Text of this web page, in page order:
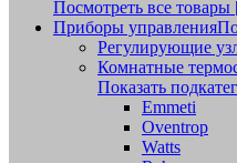
Посмотреть все товары
Приборы управления
Регулирующие
Комнатные
Показать
Emmeti
Oventrop
Watts